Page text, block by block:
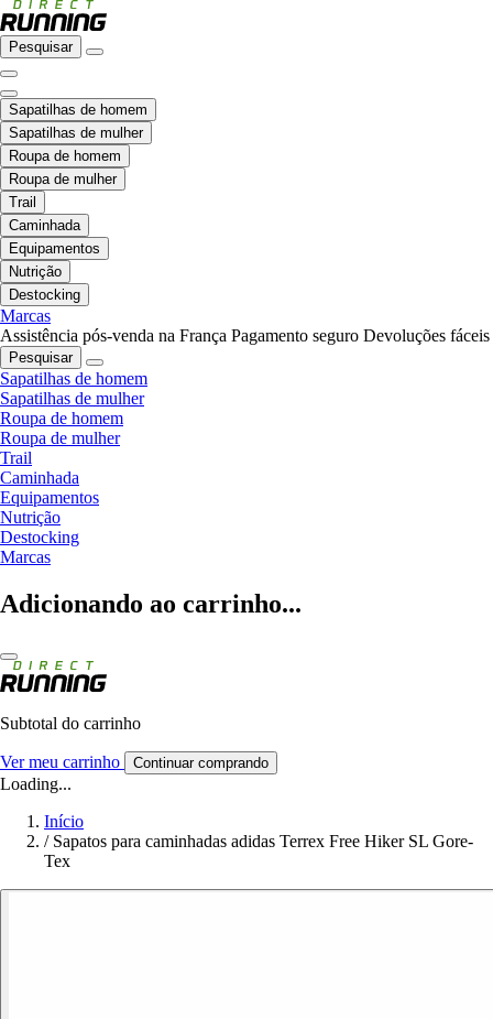
Pesquisar
Sapatilhas de homem
Sapatilhas de mulher
Roupa de homem
Roupa de mulher
Trail
Caminhada
Equipamentos
Nutrição
Destocking
Marcas
Assistência pós-venda na França Pagamento seguro Devoluções fáceis
Pesquisar
Sapatilhas de homem
Sapatilhas de mulher
Roupa de homem
Roupa de mulher
Trail
Caminhada
Equipamentos
Nutrição
Destocking
Marcas
Adicionando ao carrinho...
Subtotal do carrinho
Ver meu carrinho Continuar comprando
Loading...
Início
/ Sapatos para caminhadas adidas Terrex Free Hiker SL Gore-
Tex